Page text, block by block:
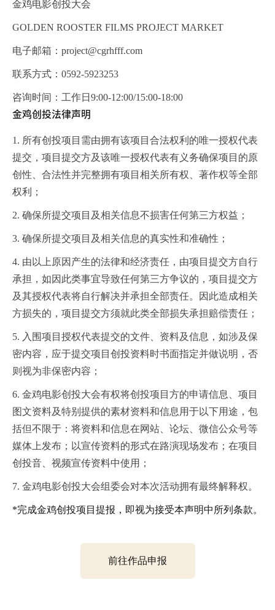
金鸡电影创投大会
GOLDEN ROOSTER FILMS PROJECT MARKET
电子邮箱：project@cgrhfff.com
联系方式：0592-5923253
咨询时间：工作日9:00-12:00/15:00-18:00
金鸡创投法律声明
1. 所有创投项目需由拥有该项目合法权利的唯一授权代表
提交，项目提交方及该唯一授权代表有义务确保项目的原
创性、合法性并完整拥有项目相关所有权、著作权等全部
权利；
2. 确保所提交项目及相关信息不损害任何第三方权益；
3. 确保所提交项目及相关信息的真实性和准确性；
4. 由以上原因产生的法律和经济责任，由项目提交方自行
承担，如因此类事宜导致任何第三方争议的，项目提交方
及其授权代表将自行解决并承担全部责任。因此造成相关
方损失的，项目提交方须就此类全部损失承担赔偿责任；
5. 入围项目授权代表提交的文件、资料及信息，如涉及保
密内容，应于提交项目创投资料时书面指定并做说明，否
则视为非保密内容；
6. 金鸡电影创投大会有权将创投项目方的申请信息、项目
图文资料及特别提供的素材资料和信息用于以下用途，包
括但不限于：将资料和信息在网站、论坛、微信公众号等
媒体上发布；以宣传资料的形式在路演现场发布；在项目
创投音、视频宣传资料中使用；
7. 金鸡电影创投大会组委会对本次活动拥有最终解释权。
*完成金鸡创投项目提报，即视为接受本声明中所列条款。
前往作品申报